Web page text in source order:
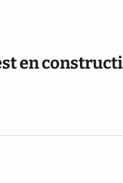
en